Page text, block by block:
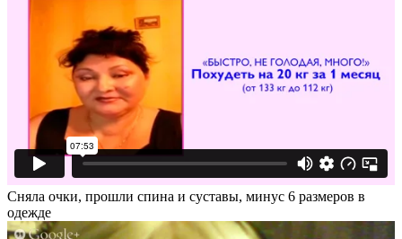
Сняла очки, прошли спина и суставы, минус 6 размеров в
одежде